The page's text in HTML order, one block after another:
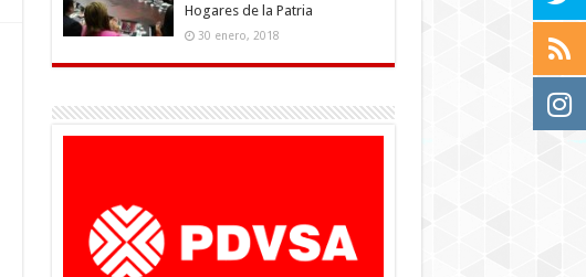
Hogares de la Patria
30 enero, 2018